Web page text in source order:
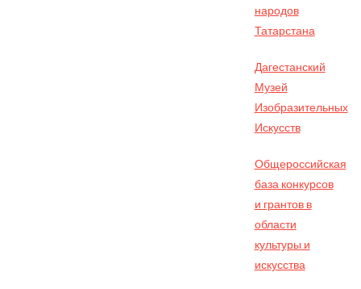
народов
Татарстана
Дагестанский
Музей
Изобразительных
Искусств
Общероссийская
база конкурсов
и грантов в
области
культуры и
искусства